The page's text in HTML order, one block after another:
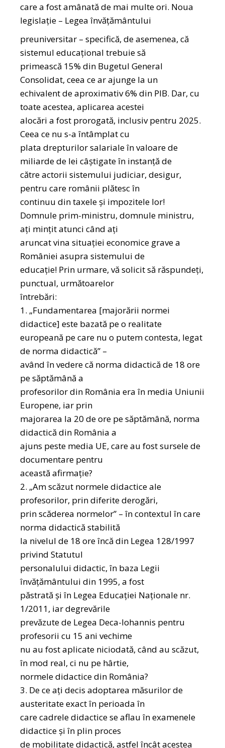
care a fost amânată de mai multe ori. Noua
legislație – Legea învățământului
preuniversitar – specifică, de asemenea, că
sistemul educațional trebuie să
primească 15% din Bugetul General
Consolidat, ceea ce ar ajunge la un
echivalent de aproximativ 6% din PIB. Dar, cu
toate acestea, aplicarea acestei
alocări a fost prorogată, inclusiv pentru 2025.
Ceea ce nu s-a întâmplat cu
plata drepturilor salariale în valoare de
miliarde de lei câștigate în instanță de
către actorii sistemului judiciar, desigur,
pentru care românii plătesc în
continuu din taxele și impozitele lor!
Domnule prim-ministru, domnule ministru,
ați mințit atunci când ați
aruncat vina situației economice grave a
României asupra sistemului de
educație! Prin urmare, vă solicit să răspundeți,
punctual, următoarelor
întrebări:
1. „Fundamentarea [majorării normei
didactice] este bazată pe o realitate
europeană pe care nu o putem contesta, legat
de norma didactică” –
având în vedere că norma didactică de 18 ore
pe săptămână a
profesorilor din România era în media Uniunii
Europene, iar prin
majorarea la 20 de ore pe săptămână, norma
didactică din România a
ajuns peste media UE, care au fost sursele de
documentare pentru
această afirmație?
2. „Am scăzut normele didactice ale
profesorilor, prin diferite derogări,
prin scăderea normelor” – în contextul în care
norma didactică stabilită
la nivelul de 18 ore încă din Legea 128/1997
privind Statutul
personalului didactic, în baza Legii
învățământului din 1995, a fost
păstrată și în Legea Educației Naționale nr.
1/2011, iar degrevările
prevăzute de Legea Deca-Iohannis pentru
profesorii cu 15 ani vechime
nu au fost aplicate niciodată, când au scăzut,
în mod real, ci nu pe hârtie,
normele didactice din România?
3. De ce ați decis adoptarea măsurilor de
austeritate exact în perioada în
care cadrele didactice se aflau în examenele
didactice și în plin proces
de mobilitate didactică, astfel încât acestea